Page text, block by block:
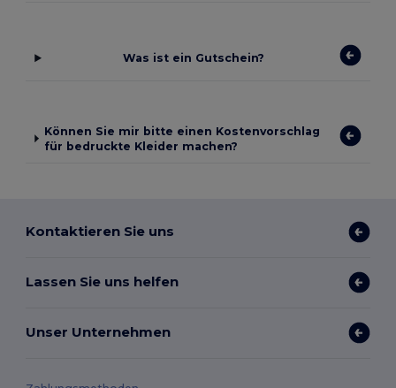
Was ist ein Gutschein?
Können Sie mir bitte einen Kostenvorschlag
für bedruckte Kleider machen?
Kontaktieren Sie uns
Lassen Sie uns helfen
Unser Unternehmen